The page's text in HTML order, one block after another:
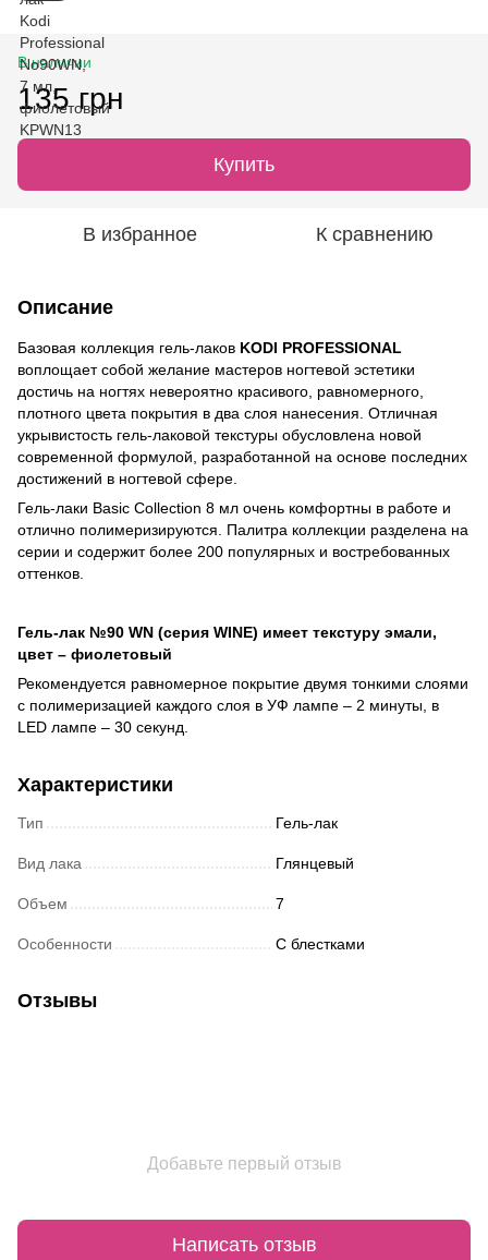
В наличии
135 грн
Купить
В избранное К сравнению
Описание
Базовая коллекция гель-лаков KODI PROFESSIONAL
воплощает собой желание мастеров ногтевой эстетики
достичь на ногтях невероятно красивого, равномерного,
плотного цвета покрытия в два слоя нанесения. Отличная
укрывистость гель-лаковой текстуры обусловлена новой
современной формулой, разработанной на основе последних
достижений в ногтевой сфере.
Гель-лаки Basic Collection 8 мл очень комфортны в работе и
отлично полимеризируются. Палитра коллекции разделена на
серии и содержит более 200 популярных и востребованных
оттенков.
Гель-лак №90 WN (серия WINE) имеет текстуру эмали,
цвет – фиолетовый
Рекомендуется равномерное покрытие двумя тонкими слоями
с полимеризацией каждого слоя в УФ лампе – 2 минуты, в
LED лампе – 30 секунд.
Характеристики
Тип Гель-лак
Вид лака Глянцевый
Объем 7
Особенности С блестками
Отзывы
Добавьте первый отзыв
Написать отзыв